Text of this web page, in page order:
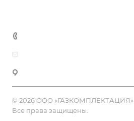
© 2026 ООО «ГАЗКОМПЛЕКТАЦИЯ»
Все права защищены.